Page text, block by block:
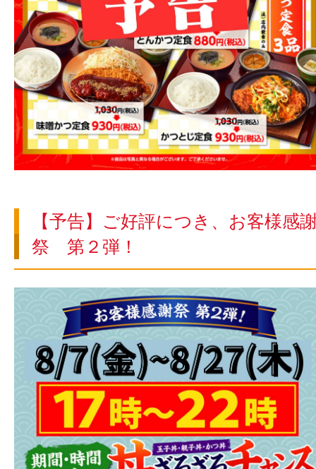
【予告】ご好評につき、お客様感
祭 第２弾！